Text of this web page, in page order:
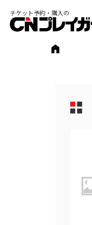
チケット予約・購入の